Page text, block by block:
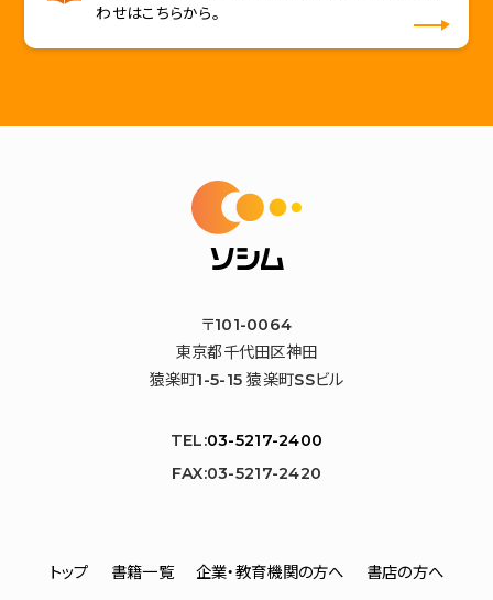
わせはこちらから。
〒101-0064
東京都千代田区神田
猿楽町1-5-15 猿楽町SSビル
TEL:03-5217-2400
FAX:03-5217-2420
トップ 書籍一覧 企業・教育機関の方へ 書店の方へ